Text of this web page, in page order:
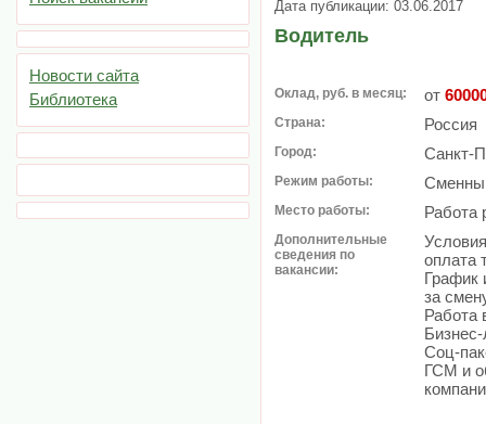
Новости сайта
Библиотека
Дата публикации: 03.06.2017
Водитель
Оклад, руб. в месяц: от
Страна: Россия
Город: Санкт-
Режим работы:
Место работы: Работа
Дополнительные
сведения по
вакансии:
оплата
График
за
Работа
Соц-
ГСМ и